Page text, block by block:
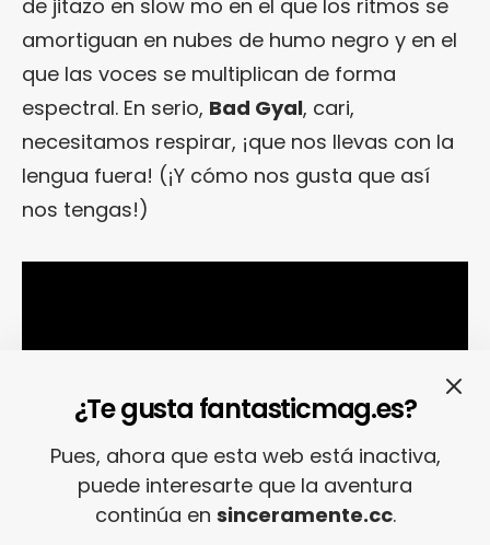
de jitazo en slow mo en el que los ritmos se
amortiguan en nubes de humo negro y en el
que las voces se multiplican de forma
espectral. En serio, Bad Gyal, cari,
necesitamos respirar, ¡que nos llevas con la
lengua fuera! (¡Y cómo nos gusta que así
nos tengas!)
¿Te gusta fantasticmag.es?
Pues, ahora que esta web está inactiva,
puede interesarte que la aventura
continúa en sinceramente.cc.